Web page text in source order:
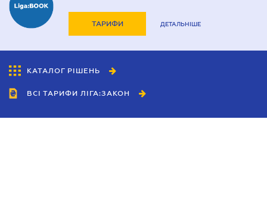
ТАРИФИ ДЕТАЛЬНІШЕ
КАТАЛОГ РІШЕНЬ
ВСІ ТАРИФИ ЛІГА:ЗАКОН